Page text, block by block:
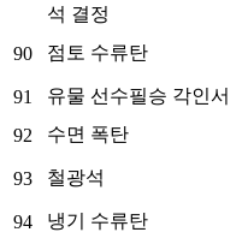
석 결정
90 점토 수류탄
91
유물 선수필승 각인서
92
수면 폭탄
93 철광석
94
냉기 수류탄